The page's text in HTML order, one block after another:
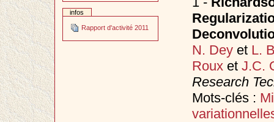
infos
Rapport d'activité 2011
N. Deyet L.
Rouxet J.C.
Research
Mots-clés :